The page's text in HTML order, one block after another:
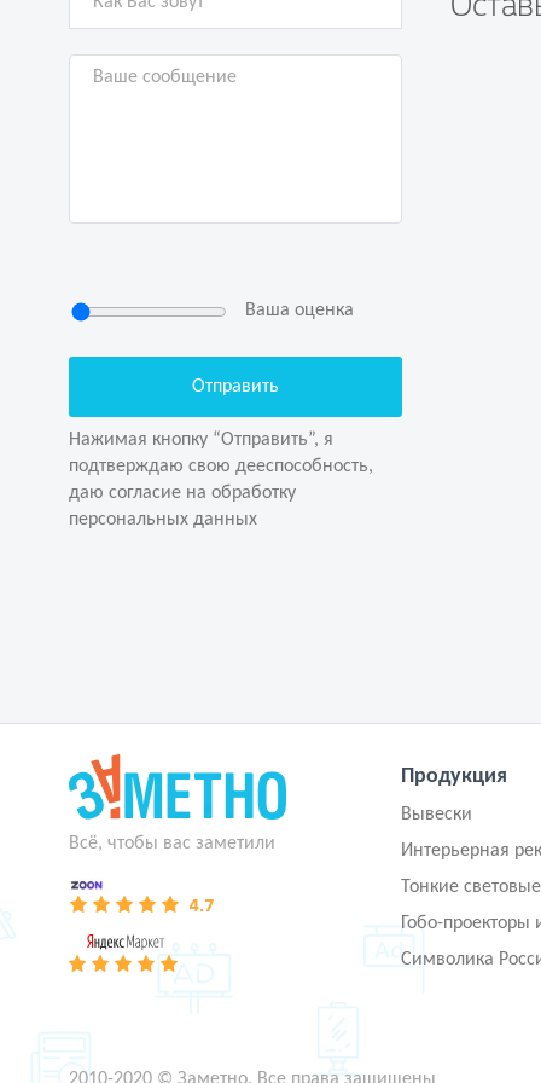
Ваша оценка
Нажимая кнопку “Отправить”, я
подтверждаю свою дееспособность,
даю согласие на обработку
персональных данных
Нажимая кнопку “Отправить”, я
даю согласие на обработку
персональных данных
Всё, чтобы вас заметили
Продукция
Вывески
Интерьерная
Тонкие
Гобо-проекторы
Символика